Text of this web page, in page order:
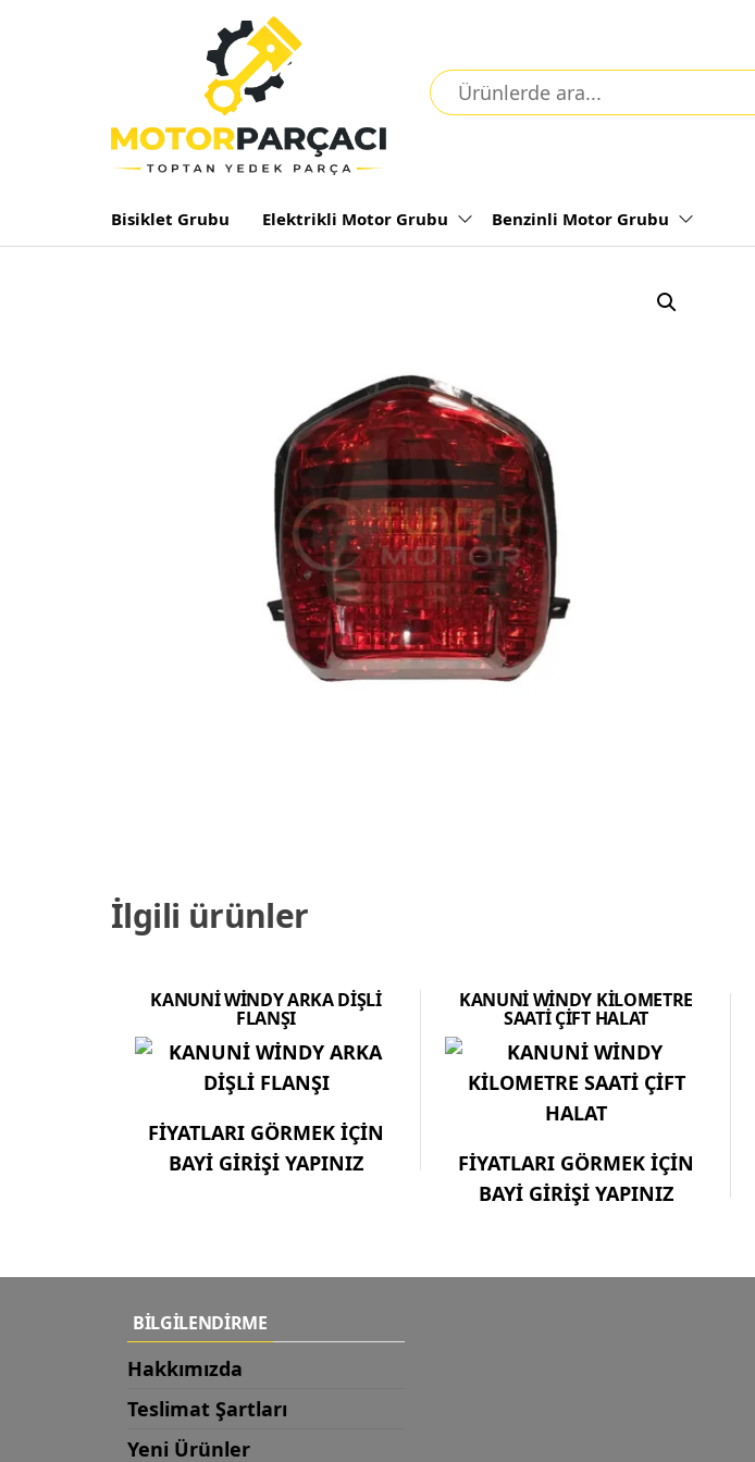
Bisiklet Grubu Elektrikli Motor Grubu Benzinli Motor Grubu
İlgili ürünler
KANUNİ WİNDY ARKA DİŞLİ
FLANŞI
FİYATLARI GÖRMEK İÇİN
BAYİ GİRİŞİ YAPINIZ
KANUNİ WİNDY KİLOMETRE
SAATİ ÇİFT HALAT
FİYATLARI GÖRMEK İÇİN
BAYİ GİRİŞİ YAPINIZ
BİLGİLENDİRME
Hakkımızda
Teslimat Şartları
Yeni Ürünler